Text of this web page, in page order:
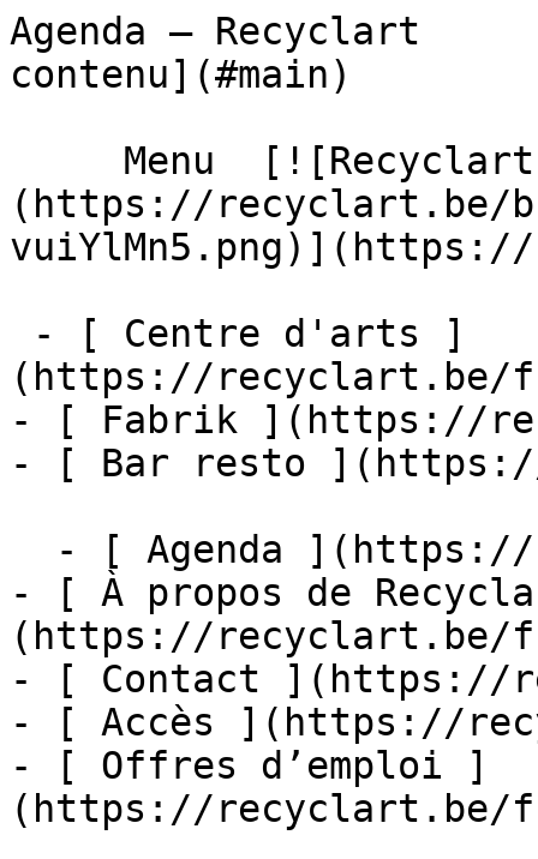
Agenda –
contenu](#main)
(https://recyclart.be/
(https://recyclart.be/
- [ Fabrik ](https://
- [ Bar resto
- [ À propos de
(https://recyclart.be/
- [ Contact ](https://
- [ Accès ](https://
- [ Offres d’emploi ]
(https://recyclart.be/